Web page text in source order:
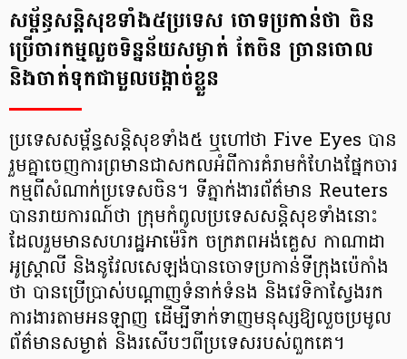
សម្ព័ន្ធសន្តិសុខទាំង៥ប្រទេស ចោទប្រកាន់ថា ចិន
ប្រើចារកម្មលួចទិន្នន័យសម្ងាត់ តែចិន ច្រានចោល
និងចាត់ទុកជាមួលបង្កាច់ខ្លួន
ប្រទេសសម្ព័ន្ធសន្តិសុខទាំង៥ ឬហៅថា Five Eyes បាន
រួមគ្នាចេញការព្រមានជាសកលអំពីការគំរាមកំហែងផ្នែកចារ
កម្មពីសំណាក់ប្រទេសចិន។ ទីភ្នាក់ងារព័ត៌មាន Reuters
បានរាយការណ៍ថា ក្រុមកំពូលប្រទេសសន្តិសុខទាំងនោះ
ដែលរួមមានសហរដ្ឋអាម៉េរិក ចក្រភពអង់គ្លេស កាណាដា
អូស្រ្តាលី និងនូវែលសេឡង់បានចោទប្រកាន់ទីក្រុងប៉េកាំង
ថា បានប្រើប្រាស់បណ្តាញទំនាក់ទំនង និងវេទិកាស្វែងរក
ការងារតាមអនឡាញ ដើម្បីទាក់ទាញមនុស្សឱ្យលួចប្រមូល
ព័ត៌មានសម្ងាត់ និងរសើបៗពីប្រទេសរបស់ពួកគេ។